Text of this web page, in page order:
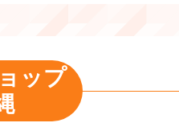
ップ